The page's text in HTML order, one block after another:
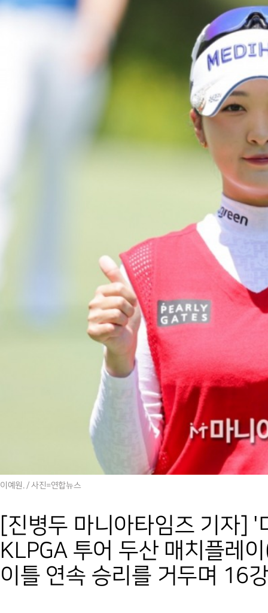
이예원. / 사진=연합뉴스
[진병두 마니아타임즈 기자]
KLPGA 투어 두산 매치플레
이틀 연속 승리를 거두며 16